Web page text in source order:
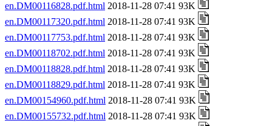
en.DM00116828.pdf.html 2018-11-28 07:41 93K
en.DM00117320.pdf.html 2018-11-28 07:41 93K
en.DM00117753.pdf.html 2018-11-28 07:41 93K
en.DM00118702.pdf.html 2018-11-28 07:41 93K
en.DM00118828.pdf.html 2018-11-28 07:41 93K
en.DM00118829.pdf.html 2018-11-28 07:41 93K
en.DM00154960.pdf.html 2018-11-28 07:41 93K
en.DM00155732.pdf.html 2018-11-28 07:41 93K